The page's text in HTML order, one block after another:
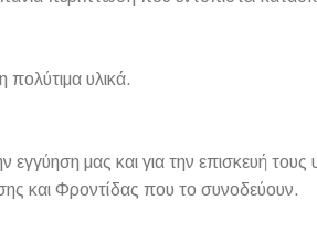
υλικά.
μας και για την επισκευή τους
και Φροντίδας που το συνοδεύουν.